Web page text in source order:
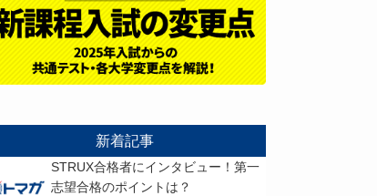
新着記事
STRUX合格者にインタビュー！第一
志望合格のポイントは？